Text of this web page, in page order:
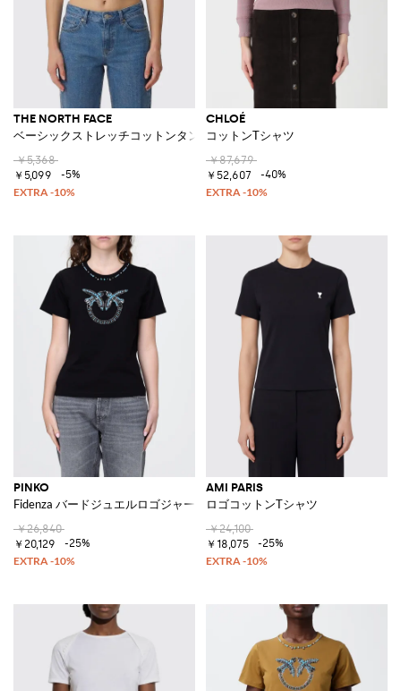
THE NORTH FACE
ベーシックストレッチコットンタンクトップ
￥5,368
￥5,099
-5%
CHLOÉ
コットンTシャツ
￥87,679
￥52,607
-40%
PINKO
Fidenza バードジュエルロゴジャージーTシャツ
￥26,840
￥20,129
-25%
AMI PARIS
ロゴコットンTシャツ
￥24,100
￥18,075
-25%